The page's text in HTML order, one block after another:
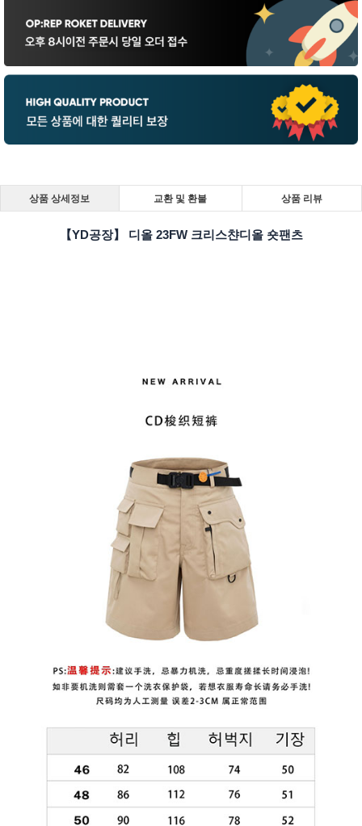
상품 상세정보 교환 및 환불 상품 리뷰
【YD공장】 디올 23FW 크리스챤디올 숏팬츠